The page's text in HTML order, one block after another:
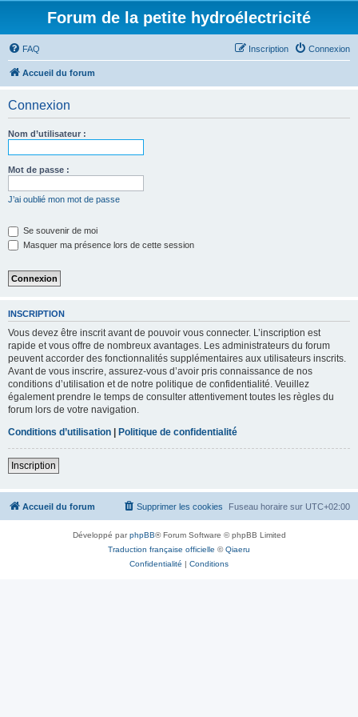
Forum de la petite hydroélectricité
FAQ Connexion
Inscription
Accueil du forum
Connexion
Nom d’utilisateur :
Mot de passe :
J’ai oublié mon mot de passe
Se souvenir de moi
Masquer ma présence lors de cette session
INSCRIPTION
Vous devez être inscrit avant de pouvoir vous connecter. L’inscription est
rapide et vous offre de nombreux avantages. Les administrateurs du forum
peuvent accorder des fonctionnalités supplémentaires aux utilisateurs inscrits.
Avant de vous inscrire, assurez-vous d’avoir pris connaissance de nos
conditions d’utilisation et de notre politique de confidentialité. Veuillez
également prendre le temps de consulter attentivement toutes les règles du
forum lors de votre navigation.
Conditions d’utilisation | Politique de confidentialité
Inscription
Accueil du forum Fuseau horaire sur UTC+02:00
Supprimer les cookies
Développé parphpBB® Forum Software © phpBB Limited
Traduction française officielle ©Qiaeru
Confidentialité | Conditions